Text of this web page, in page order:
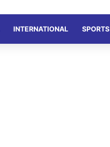
INTERNATIONAL SPORTS